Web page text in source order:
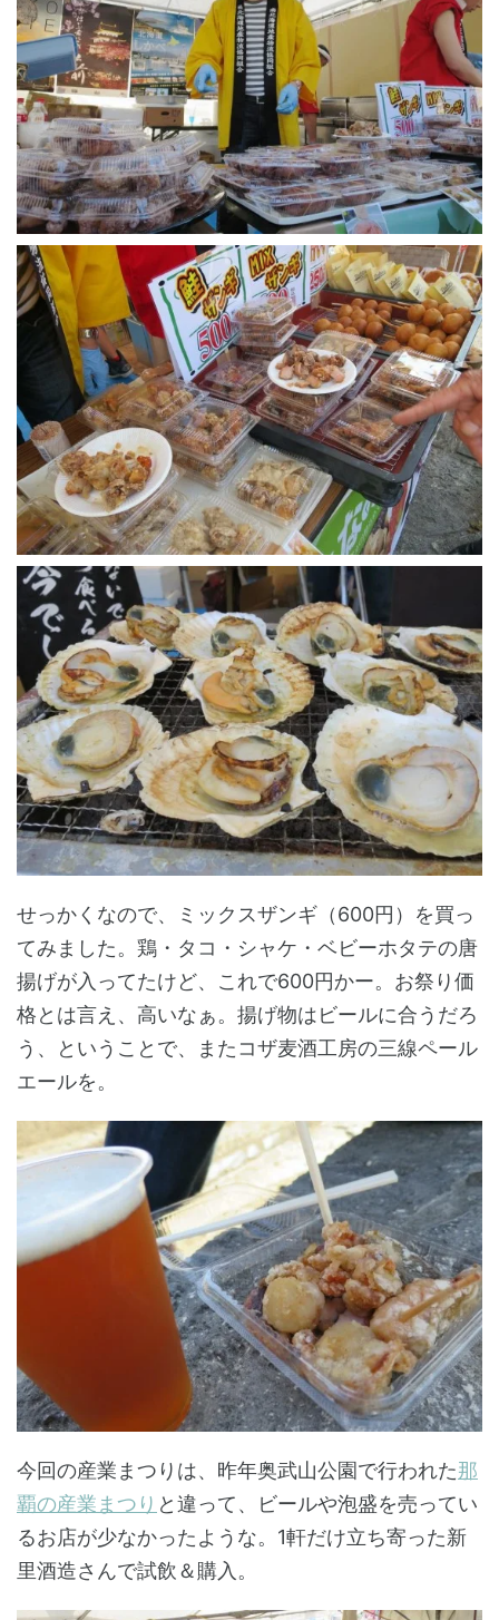
せっかくなので、ミックスザンギ（600円）を買っ
てみました。鶏・タコ・シャケ・ベビーホタテの唐
揚げが入ってたけど、これで600円かー。お祭り価
格とは言え、高いなぁ。揚げ物はビールに合うだろ
う、ということで、またコザ麦酒工房の三線ペール
エールを。
今回の産業まつりは、昨年奥武山公園で行われた那
覇の産業まつり と違って、ビールや泡盛を売ってい
るお店が少なかったような。1軒だけ立ち寄った新
里酒造さんで試飲＆購入。